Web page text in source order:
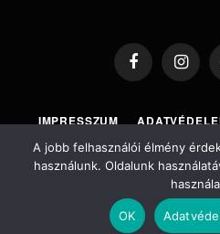
Facebook
IMPRESSZUM
TERRAPLAZA SHOP
Copyright © 2026
A jobb felhasználói élmény
használunk. Oldalunk
OK